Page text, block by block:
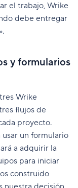
el trabajo, Wrike
debe entregar
y formularios
Wrike
flujos de
proyecto.
un formulario
a adquirir la
para iniciar
construido